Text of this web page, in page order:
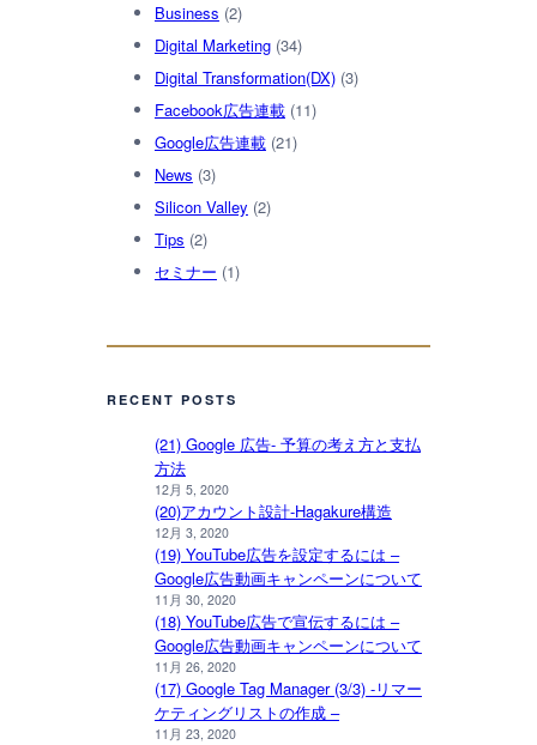
Business (2)
Digital Marketing(34)
Digital Transformation(DX)(3)
Facebook広告連載(11)
Google広告連載(21)
News (3)
Silicon Valley (2)
Tips (2)
セミナー (1)
RECENT POSTS
(21) Google 広告- 予算の考え方と支払
方法
12月 5, 2020
(20)アカウント設計-Hagakure構造
12月 3, 2020
(19) YouTube広告を設定するには –
Google広告動画キャンペーンについて
11月 30, 2020
(18) YouTube広告で宣伝するには –
Google広告動画キャンペーンについて
11月 26, 2020
(17) Google Tag Manager (3/3) -リマー
ケティングリストの作成 –
11月 23, 2020